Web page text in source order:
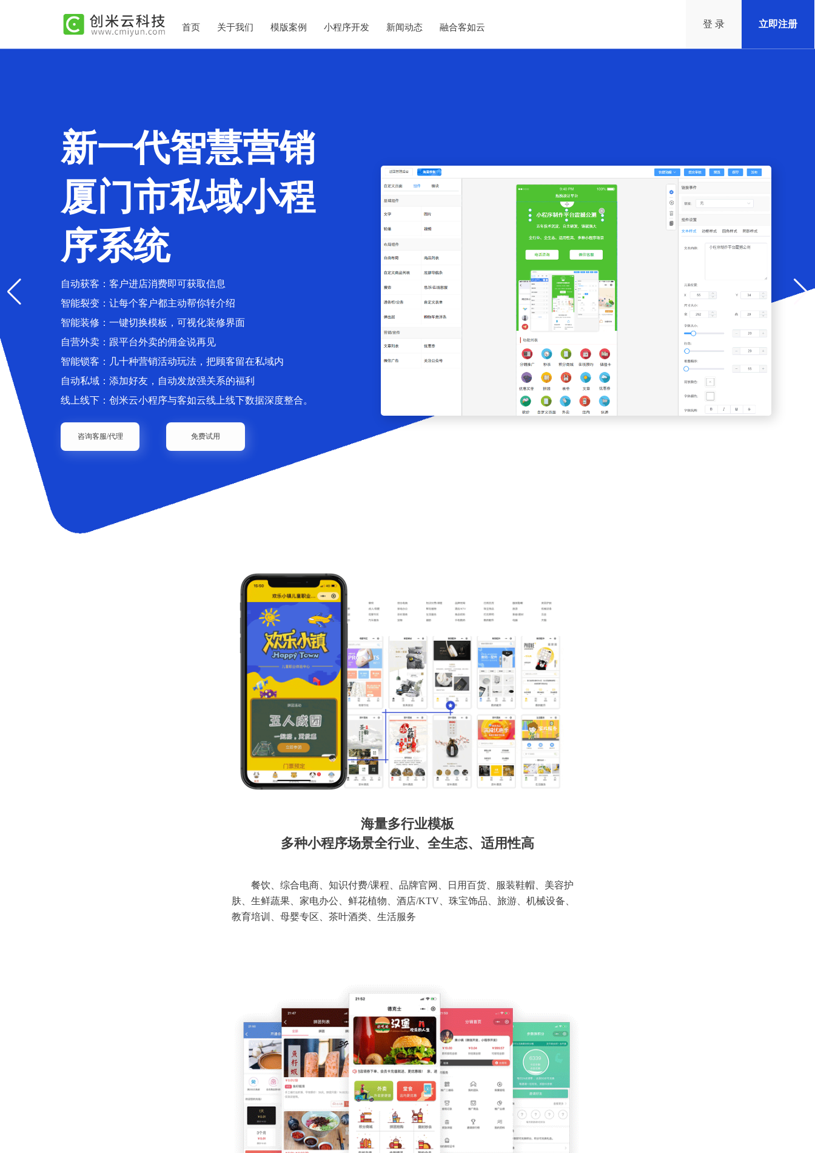
首页 关于我们 模版案例 小程序开发 新闻动态 融合客如云 登 录 立即注册
新一代智慧营销
厦门市私域小程
序系统
自动获客：客户进店消费即可获取信息
智能裂变：让每个客户都主动帮你转介绍
智能装修：一键切换模板，可视化装修界面
自营外卖：跟平台外卖的佣金说再见
智能锁客：几十种营销活动玩法，把顾客留在私域内
自动私域：添加好友，自动发放强关系的福利
线上线下：创米云小程序与客如云线上线下数据深度整合。
咨询客服/代理 免费试用
海量多行业模板
多种小程序场景全行业、全生态、适用性高
餐饮、综合电商、知识付费/课程、品牌官网、日用百货、服装鞋帽、美容护
肤、生鲜蔬果、家电办公、鲜花植物、酒店/KTV、珠宝饰品、旅游、机械设备、
教育培训、母婴专区、茶叶酒类、生活服务